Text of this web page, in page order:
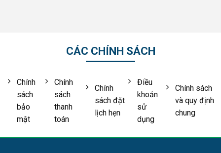
CÁC CHÍNH SÁCH
Chính
sách
bảo
mật
Chính
sách
thanh
toán
Chính
sách đặt
lịch hẹn
Điều
khoản
sử
dụng
Chính sách
và quy định
chung